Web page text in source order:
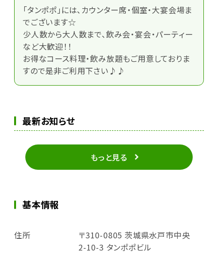
「タンポポ」には、カウンター席・個室・大宴会場ま
でございます☆
少人数から大人数まで、飲み会・宴会・パーティー
など大歓迎！！
お得なコース料理・飲み放題もご用意しておりま
すので是非ご利用下さい♪♪
最新お知らせ
もっと見る
基本情報
住所
〒310-0805 茨城県水戸市中央
2-10-3 タンポポビル